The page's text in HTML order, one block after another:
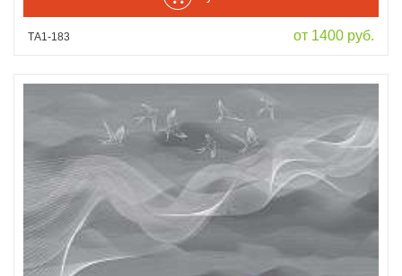
ТА1-183 от 1400 руб.